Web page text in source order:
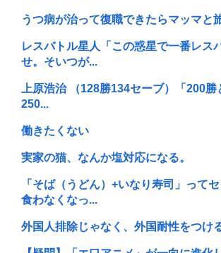
うつ病が治って復職できたらマッマと
レスバトル星人「この惑星で一番レス
せ。そいつが...
上原浩治 （128勝134セーブ）「200勝
250...
働きたくない
実家の猫、なんか塩対応になる。
「そば（うどん）+いなり寿司」って
食わなくなっ...
外国人排除じゃなく、外国耐性をつけ